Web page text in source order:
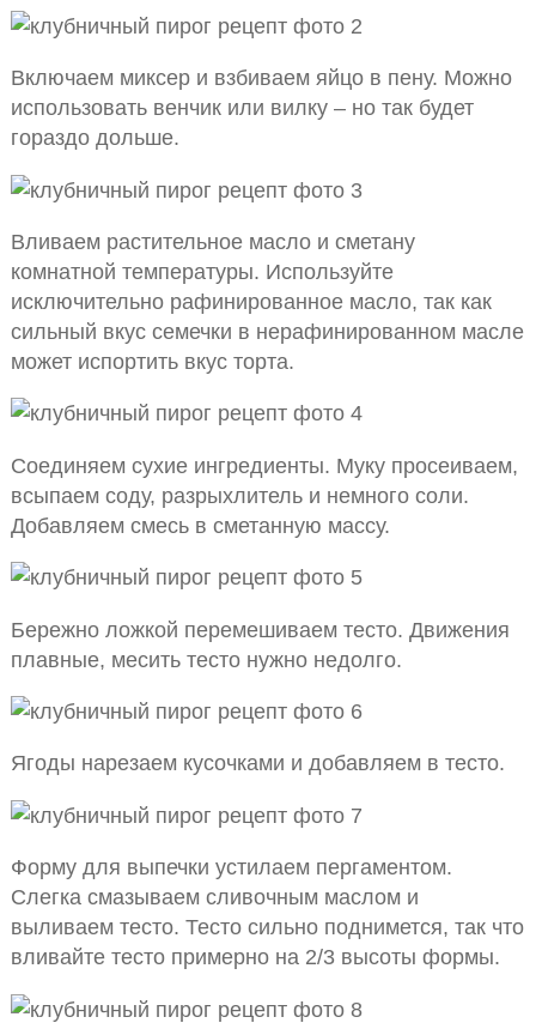
Включаем миксер и взбиваем яйцо в пену. Можно
использовать венчик или вилку – но так будет
гораздо дольше.
Вливаем растительное масло и сметану
комнатной температуры. Используйте
исключительно рафинированное масло, так как
сильный вкус семечки в нерафинированном масле
может испортить вкус торта.
Соединяем сухие ингредиенты. Муку просеиваем,
всыпаем соду, разрыхлитель и немного соли.
Добавляем смесь в сметанную массу.
Бережно ложкой перемешиваем тесто. Движения
плавные, месить тесто нужно недолго.
Ягоды нарезаем кусочками и добавляем в тесто.
Форму для выпечки устилаем пергаментом.
Слегка смазываем сливочным маслом и
выливаем тесто. Тесто сильно поднимется, так что
вливайте тесто примерно на 2/3 высоты формы.